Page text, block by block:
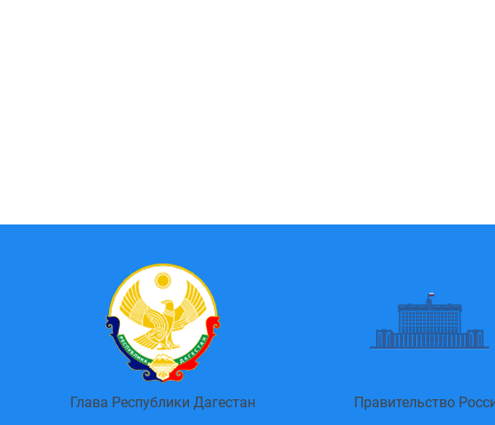
Глава Республики Дагестан Правительство